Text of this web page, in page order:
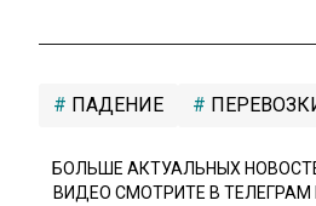
ПАДЕНИЕ
БОЛЬШЕ АКТУАЛЬНЫХ
ВИДЕО СМОТРИТЕ В ТЕЛЕГРАМ